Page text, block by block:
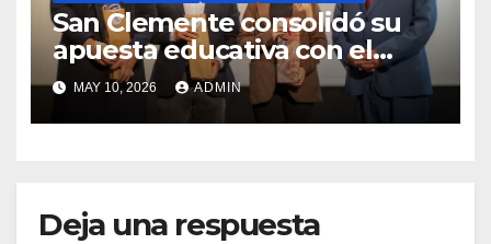
San Clemente consolidó su
apuesta educativa con el
lanzamiento del
Preuniversitario Brotes 2026
MAY 10, 2026 ADMIN
Deja una respuesta